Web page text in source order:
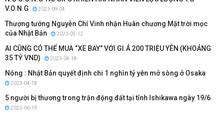
V.O.N.G
2023-09-04
Thượng tướng Nguyễn Chí Vinh nhận Huân chương Mặt trời mọc
của Nhật Bản
2023-05-12
AI CŨNG CÓ THỂ MUA “XE BAY” VỚI GI.Á 200 TRIỆU YÊN (KHOẢNG
35 TỶ VND)
2023-04-18
Nóng : Nhật Bản quyết định chi 1 nghìn tỷ yên mở sòng ở Osaka
2023-04-18
5 người bị thương trong trận động đất tại tỉnh Ishikawa ngày 19/6
2022-06-19